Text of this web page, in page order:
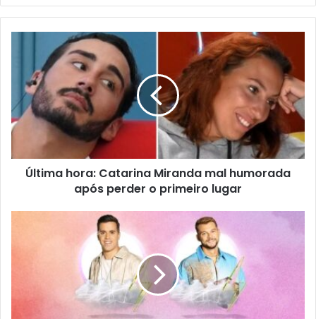
Última hora: Catarina Miranda mal humorada
após perder o primeiro lugar